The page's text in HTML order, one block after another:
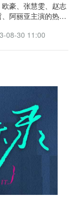
欧豪、张慧雯、赵志
阿丽亚主演的热血
08-30 11:00